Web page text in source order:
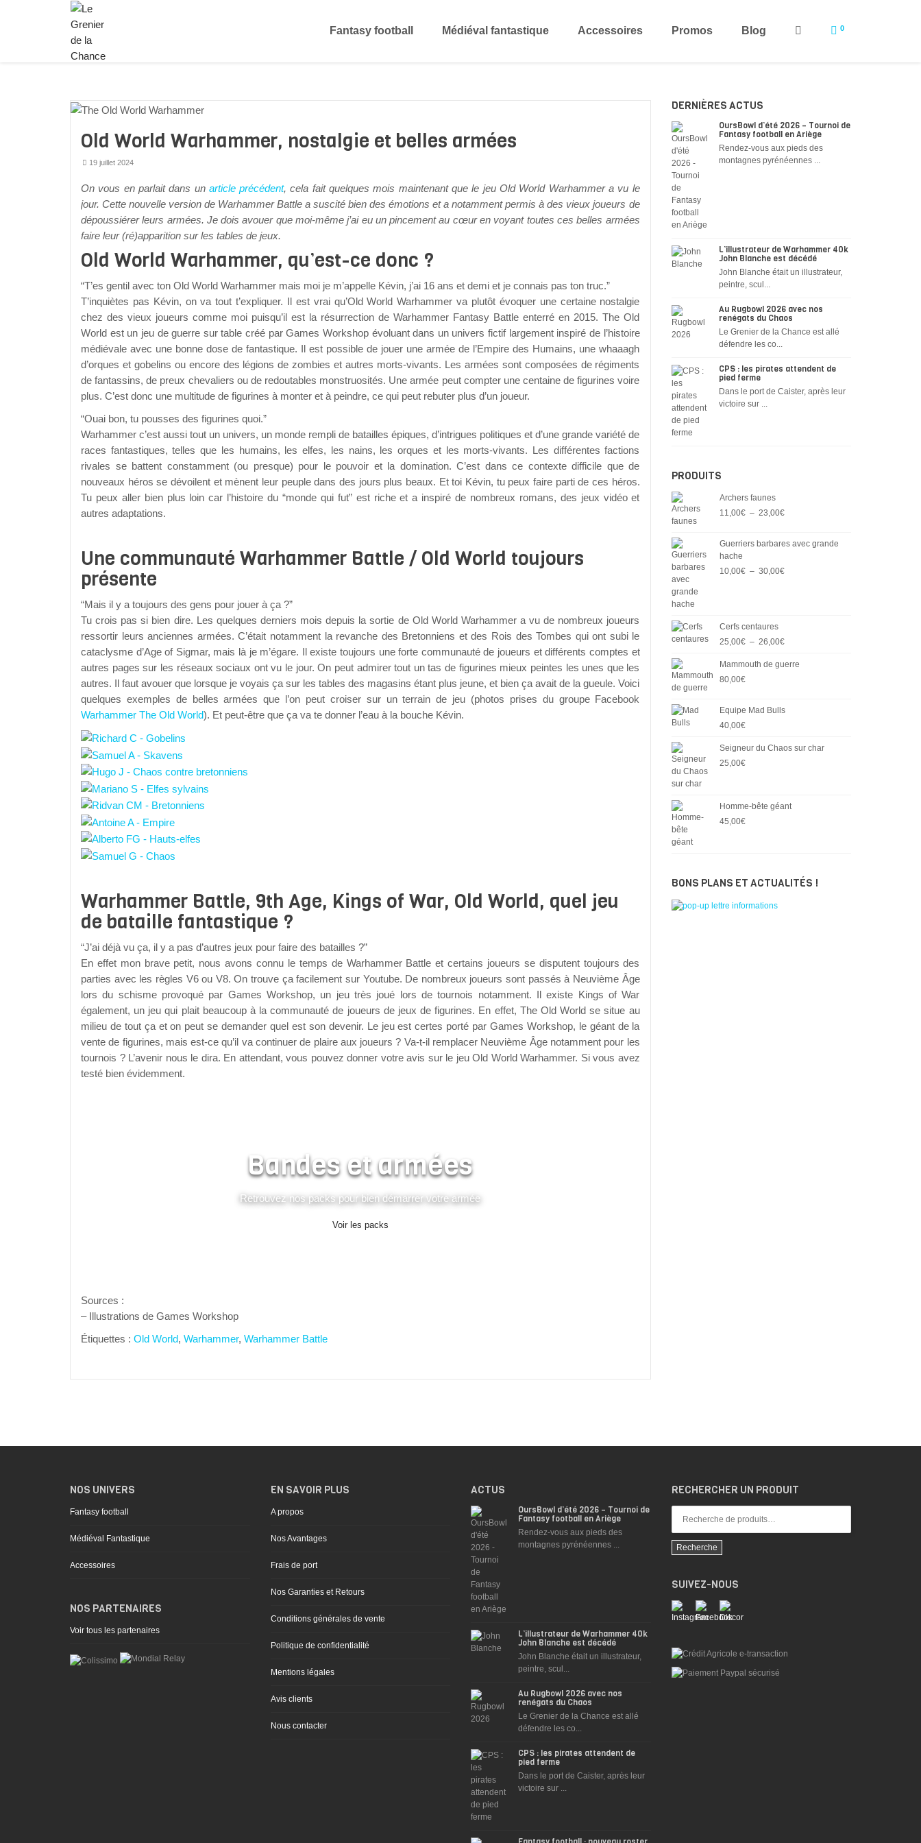
Fantasy football Médiéval fantastique Accessoires Promos Blog 0
Old World Warhammer, nostalgie et belles armées
19 juillet 2024
On vous en parlait dans un article précédent, cela fait quelques mois maintenant que le jeu Old World Warhammer a vu le
jour. Cette nouvelle version de Warhammer Battle a suscité bien des émotions et a notamment permis à des vieux joueurs de
dépoussiérer leurs armées. Je dois avouer que moi-même j’ai eu un pincement au cœur en voyant toutes ces belles armées
faire leur (ré)apparition sur les tables de jeux.
Old World Warhammer, qu’est-ce donc ?
“T’es gentil avec ton Old World Warhammer mais moi je m’appelle Kévin, j’ai 16 ans et demi et je connais pas ton truc.”
T’inquiètes pas Kévin, on va tout t’expliquer. Il est vrai qu’Old World Warhammer va plutôt évoquer une certaine nostalgie
chez des vieux joueurs comme moi puisqu’il est la résurrection de Warhammer Fantasy Battle enterré en 2015. The Old
World est un jeu de guerre sur table créé par Games Workshop évoluant dans un univers fictif largement inspiré de l’histoire
médiévale avec une bonne dose de fantastique. Il est possible de jouer une armée de l’Empire des Humains, une whaaagh
d’orques et gobelins ou encore des légions de zombies et autres morts-vivants. Les armées sont composées de régiments
de fantassins, de preux chevaliers ou de redoutables monstruosités. Une armée peut compter une centaine de figurines voire
plus. C’est donc une multitude de figurines à monter et à peindre, ce qui peut rebuter plus d’un joueur.
“Ouai bon, tu pousses des figurines quoi.”
Warhammer c’est aussi tout un univers, un monde rempli de batailles épiques, d’intrigues politiques et d’une grande variété de
races fantastiques, telles que les humains, les elfes, les nains, les orques et les morts-vivants. Les différentes factions
rivales se battent constamment (ou presque) pour le pouvoir et la domination. C’est dans ce contexte difficile que de
nouveaux héros se dévoilent et mènent leur peuple dans des jours plus beaux. Et toi Kévin, tu peux faire parti de ces héros.
Tu peux aller bien plus loin car l’histoire du “monde qui fut” est riche et a inspiré de nombreux romans, des jeux vidéo et
autres adaptations.
Une communauté Warhammer Battle / Old World toujours
présente
“Mais il y a toujours des gens pour jouer à ça ?”
Tu crois pas si bien dire. Les quelques derniers mois depuis la sortie de Old World Warhammer a vu de nombreux joueurs
ressortir leurs anciennes armées. C’était notamment la revanche des Bretonniens et des Rois des Tombes qui ont subi le
cataclysme d’Age of Sigmar, mais là je m’égare. Il existe toujours une forte communauté de joueurs et différents comptes et
autres pages sur les réseaux sociaux ont vu le jour. On peut admirer tout un tas de figurines mieux peintes les unes que les
autres. Il faut avouer que lorsque je voyais ça sur les tables des magasins étant plus jeune, et bien ça avait de la gueule. Voici
quelques exemples de belles armées que l’on peut croiser sur un terrain de jeu (photos prises du groupe Facebook
Warhammer The Old World). Et peut-être que ça va te donner l’eau à la bouche Kévin.
Warhammer Battle, 9th Age, Kings of War, Old World, quel jeu
de bataille fantastique ?
“J’ai déjà vu ça, il y a pas d’autres jeux pour faire des batailles ?”
En effet mon brave petit, nous avons connu le temps de Warhammer Battle et certains joueurs se disputent toujours des
parties avec les règles V6 ou V8. On trouve ça facilement sur Youtube. De nombreux joueurs sont passés à Neuvième Âge
lors du schisme provoqué par Games Workshop, un jeu très joué lors de tournois notamment. Il existe Kings of War
également, un jeu qui plait beaucoup à la communauté de joueurs de jeux de figurines. En effet, The Old World se situe au
milieu de tout ça et on peut se demander quel est son devenir. Le jeu est certes porté par Games Workshop, le géant de la
vente de figurines, mais est-ce qu’il va continuer de plaire aux joueurs ? Va-t-il remplacer Neuvième Âge notamment pour les
tournois ? L’avenir nous le dira. En attendant, vous pouvez donner votre avis sur le jeu Old World Warhammer. Si vous avez
testé bien évidemment.
Bandes et armées
Retrouvez nos packs pour bien démarrer votre armée
Voir les packs
Sources :
– Illustrations de Games Workshop
Étiquettes : Old World, Warhammer, Warhammer Battle
DERNIÈRES ACTUS
OursBowl d’été 2026 – Tournoi de
Fantasy football en Ariège
Rendez-vous aux pieds des
montagnes pyrénéennes ...
L’illustrateur de Warhammer 40k
John Blanche est décédé
John Blanche était un illustrateur,
peintre, scul...
Au Rugbowl 2026 avec nos
renégats du Chaos
Le Grenier de la Chance est allé
défendre les co...
CPS : les pirates attendent de
pied ferme
Dans le port de Caister, après leur
victoire sur ...
PRODUITS
Archers faunes
11,00€ – 23,00€Plage
11,00€
23,00€
Guerriers barbares avec grande
hache
10,00€ – 30,00€Plage
Cerfs centaures
25,00€ – 26,00€Plage
prix :
Mammouth de guerre
80,00€
Equipe Mad Bulls
40,00€
Seigneur du Chaos sur char
25,00€
Homme-bête géant
45,00€
BONS PLANS ET ACTUALITÉS !
NOS UNIVERS
Fantasy football
Médiéval Fantastique
Accessoires
NOS PARTENAIRES
Voir tous les partenaires
EN SAVOIR PLUS
A propos
Nos Avantages
Frais de port
Nos Garanties et Retours
Conditions générales de vente
Politique de confidentialité
Mentions légales
Avis clients
Nous contacter
ACTUS
OursBowl d’été 2026 – Tournoi de
Fantasy football en Ariège
Rendez-vous aux pieds des
montagnes pyrénéennes ...
L’illustrateur de Warhammer 40k
John Blanche est décédé
John Blanche était un illustrateur,
peintre, scul...
Au Rugbowl 2026 avec nos
renégats du Chaos
Le Grenier de la Chance est allé
défendre les co...
CPS : les pirates attendent de
pied ferme
Dans le port de Caister, après leur
victoire sur ...
RECHERCHER UN PRODUIT
Recherche
SUIVEZ-NOUS